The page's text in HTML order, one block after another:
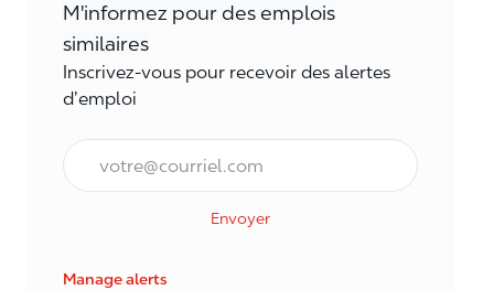
M'informez pour des emplois
similaires
Inscrivez-vous pour recevoir des alertes
d’emploi
Courriel*
Envoyer
Manage alerts